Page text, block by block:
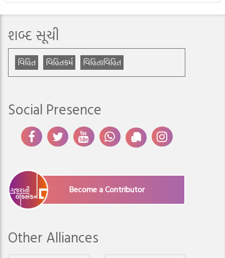
શબ્દ સૂચી
વિહિત વિહિતકર્મ વિહિતાવિહિત
Social Presence
Become a Contributor
Other Alliances